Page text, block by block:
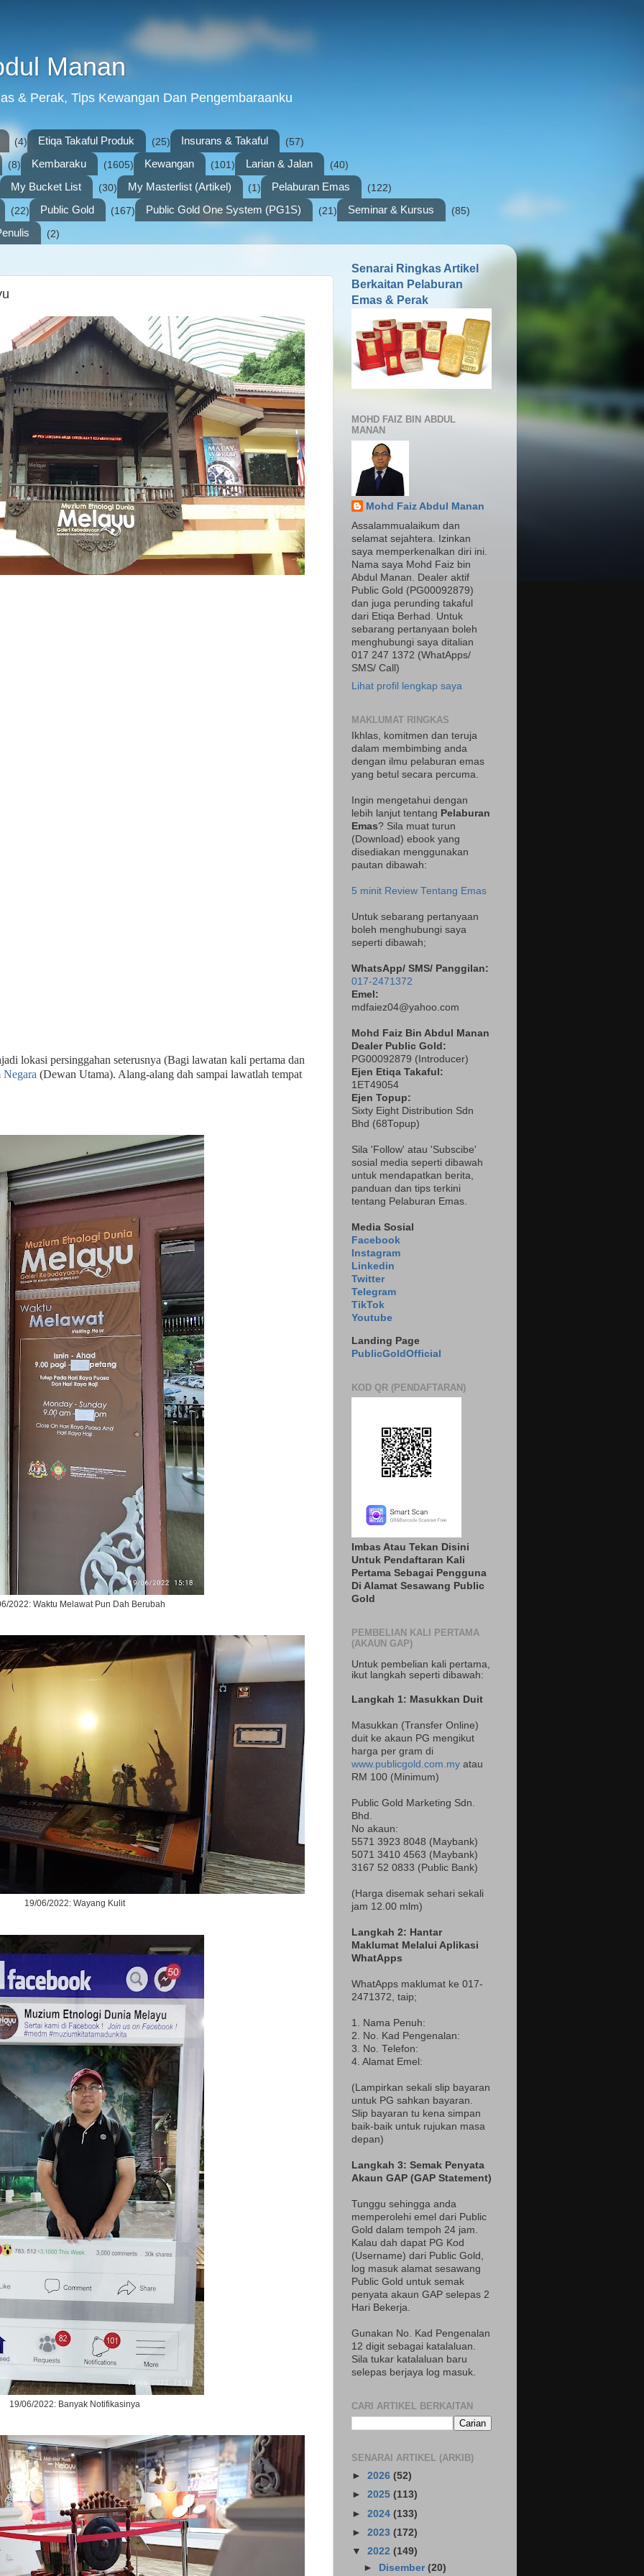
Manan
& Perak, Tips Kewangan Dan Pengembaraanku
(4) Etiqa Takaful Produk (25) Insurans & Takaful (57)
(8) Kembaraku (1605) Kewangan (101) Larian & Jalan (40)
My Bucket List (30) My Masterlist (Artikel) (1) Pelaburan Emas (122)
(22) Public Gold (167) Public Gold One System (PG1S) (21) Seminar & Kursus (85)
(2)
lokasi persinggahan seterusnya (Bagi lawatan kali pertama dan
(Dewan Utama). Alang-alang dah sampai lawatlah tempat
2022: Waktu Melawat Pun Dah Berubah
19/06/2022: Wayang Kulit
19/06/2022: Banyak Notifikasinya
Senarai Ringkas Artikel
Berkaitan Pelaburan
Emas & Perak
MOHD FAIZ BIN ABDUL
MANAN
Mohd Faiz Abdul Manan
Assalammualaikum dan
selamat sejahtera. Izinkan
saya memperkenalkan diri ini.
Nama saya Mohd Faiz bin
Abdul Manan. Dealer aktif
Public Gold (PG00092879)
dan juga perunding takaful
dari Etiqa Berhad. Untuk
sebarang pertanyaan boleh
menghubungi saya ditalian
017 247 1372 (WhatApps/
SMS/ Call)
Lihat profil lengkap saya
MAKLUMAT RINGKAS
Ikhlas, komitmen dan teruja
dalam membimbing anda
dengan ilmu pelaburan emas
yang betul secara percuma.
Ingin mengetahui dengan
lebih lanjut tentang Pelaburan
Emas? Sila muat turun
(Download) ebook yang
disediakan menggunakan
pautan dibawah:
5 minit Review Tentang Emas
Untuk sebarang pertanyaan
boleh menghubungi saya
seperti dibawah;
WhatsApp/ SMS/ Panggilan:
017-2471372
Emel:
mdfaiez04@yahoo.com
Mohd Faiz Bin Abdul Manan
Dealer Public Gold:
PG00092879 ( Introducer)
Ejen Etiqa Takaful:
1ET49054
Ejen Topup:
Sixty Eight Distribution Sdn
Bhd (68Topup)
Sila 'Follow' atau 'Subscibe'
sosial media seperti dibawah
untuk mendapatkan berita,
panduan dan tips terkini
tentang Pelaburan Emas.
Media Sosial
Facebook
Instagram
Linkedin
Twitter
Telegram
TikTok
Youtube
Landing Page
PublicGoldOfficial
KOD QR (PENDAFTARAN)
Imbas Atau Tekan Disini
Untuk Pendaftaran Kali
Pertama Sebagai Pengguna
Di Alamat Sesawang Public
Gold
PEMBELIAN KALI PERTAMA
(AKAUN GAP)
Untuk pembelian kali pertama,
ikut langkah seperti dibawah:
Langkah 1: Masukkan Duit
Masukkan (Transfer Online)
duit ke akaun PG mengikut
harga per gram di
www.publicgold.com.my atau
RM 100 (Minimum)
Public Gold Marketing Sdn.
Bhd.
No akaun:
5571 3923 8048 (Maybank)
5071 3410 4563 (Maybank)
3167 52 0833 (Public Bank)
(Harga disemak sehari sekali
jam 12.00 mlm)
Langkah 2: Hantar
Maklumat Melalui Aplikasi
WhatApps
WhatApps maklumat ke 017-
2471372 , taip;
1. Nama Penuh:
2. No. Kad Pengenalan:
3. No. Telefon:
4. Alamat Emel:
(Lampirkan sekali slip bayaran
untuk PG sahkan bayaran.
Slip bayaran tu kena simpan
baik-baik untuk rujukan masa
depan)
Langkah 3: Semak Penyata
Akaun GAP (GAP Statement)
Tunggu sehingga anda
memperolehi emel dari Public
Gold dalam tempoh 24 jam.
Kalau dah dapat PG Kod
(Username) dari Public Gold,
log masuk alamat sesawang
Public Gold untuk semak
penyata akaun GAP selepas 2
Hari Bekerja.
Gunakan No. Kad Pengenalan
12 digit sebagai katalaluan.
Sila tukar katalaluan baru
selepas berjaya log masuk.
CARI ARTIKEL BERKAITAN
SENARAI ARTIKEL (ARKIB)
► 2026 (52)
► 2025 (113)
► 2024 (133)
► 2023 (172)
▼ 2022 (149)
► Disember(20)